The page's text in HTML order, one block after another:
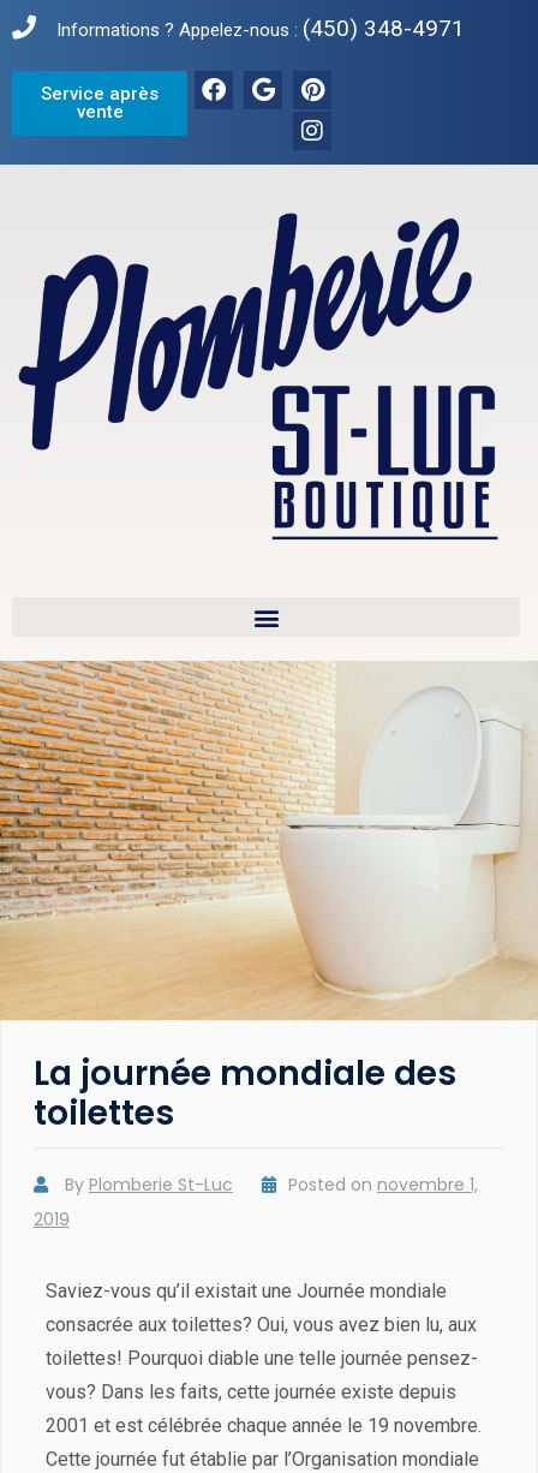
Informations ? Appelez-nous : (450) 348-4971
Service après
vente
La journée mondiale des
toilettes
By Plomberie St-Luc Posted on novembre 1,
2019
Saviez-vous qu’il existait une Journée mondiale
consacrée aux toilettes? Oui, vous avez bien lu, aux
toilettes! Pourquoi diable une telle journée pensez-
vous? Dans les faits, cette journée existe depuis
2001 et est célébrée chaque année le 19 novembre.
Cette journée fut établie par l’Organisation mondiale